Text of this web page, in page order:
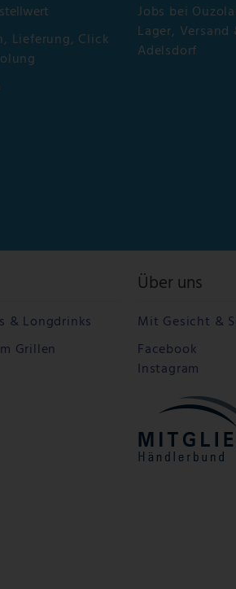
Lieferung, Click
Jobs bei
Lager, Versand
Adelsdorf
& Longdrinks
Grillen
Über uns
Mit Gesicht &
Facebook
Instagram